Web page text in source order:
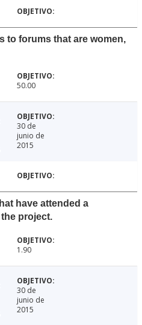
to forums that are women,
50.00
30 de
junio de
2015
have attended a
project.
1.90
30 de
junio de
2015